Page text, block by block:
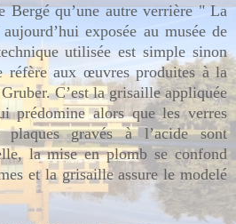
Bergé qu’une autre verrière " La
exposée au musée de
utilisée est simple sinon
réfère aux œuvres produites à la
C’est la grisaille appliquée
prédomine alors que les verres
gravés à l’acide sont
la mise en plomb se confond
et la grisaille assure le modelé